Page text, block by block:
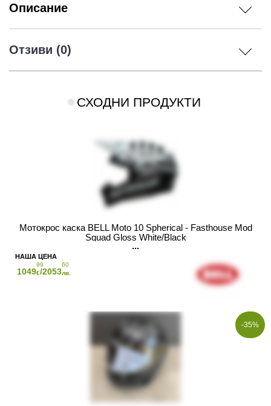
Описание
Отзиви (0)
СХОДНИ ПРОДУКТИ
Мотокрос каска BELL Moto 10 Spherical - Fasthouse Mod
Squad Gloss White/Black
1049
99
€/2053
60
лв.
-35%